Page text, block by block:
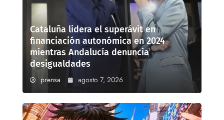
Cataluña lidera el superávit en
financiación autonómica en 2024
mientras Andalucía denuncia
desigualdades
prensa agosto 7, 2026